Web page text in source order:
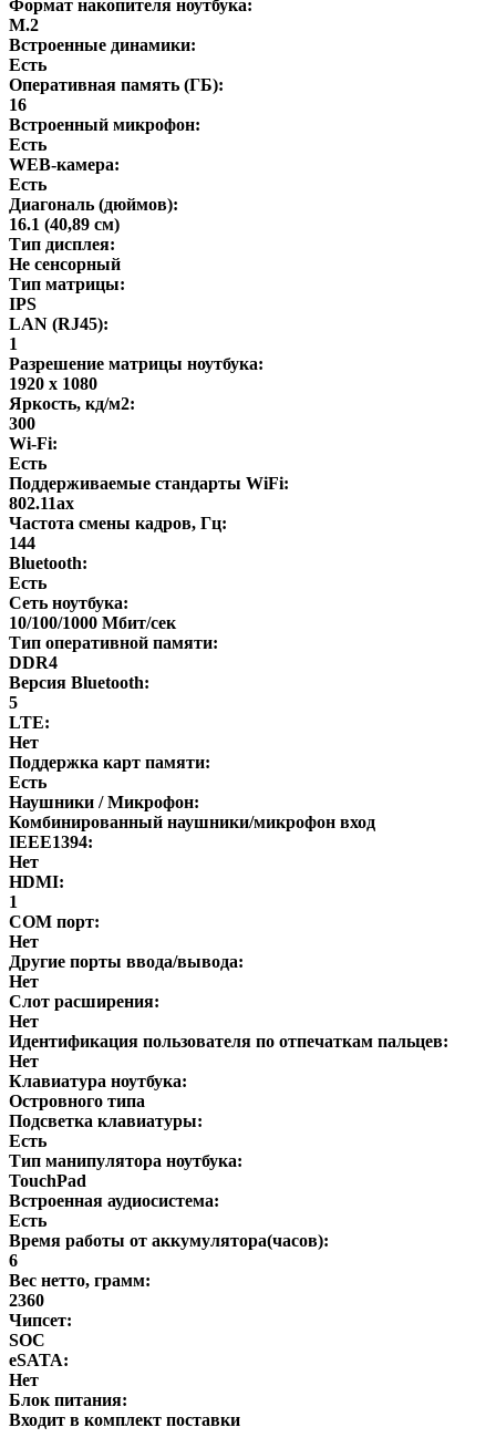
Формат накопителя ноутбука:
M.2
Встроенные динамики:
Есть
Оперативная память (ГБ):
16
Встроенный микрофон:
Есть
WEB-камера:
Есть
Диагональ (дюймов):
16.1 (40,89 см)
Тип дисплея:
Не сенсорный
Тип матрицы:
IPS
LAN (RJ45):
1
Разрешение матрицы ноутбука:
1920 x 1080
Яркость, кд/м2:
300
Wi-Fi:
Есть
Поддерживаемые стандарты WiFi:
802.11ax
Частота смены кадров, Гц:
144
Bluetooth:
Есть
Сеть ноутбука:
10/100/1000 Мбит/сек
Тип оперативной памяти:
DDR4
Версия Bluetooth:
5
LTE:
Нет
Поддержка карт памяти:
Есть
Наушники / Микрофон:
Комбинированный наушники/микрофон вход
IEEE1394:
Нет
HDMI:
1
COM порт:
Нет
Другие порты ввода/вывода:
Нет
Слот расширения:
Нет
Идентификация пользователя по отпечаткам пальцев:
Нет
Клавиатура ноутбука:
Островного типа
Подсветка клавиатуры:
Есть
Тип манипулятора ноутбука:
TouchPad
Встроенная аудиосистема:
Есть
Время работы от аккумулятора(часов):
6
Вес нетто, грамм:
2360
Чипсет:
SOC
eSATA:
Нет
Блок питания:
Входит в комплект поставки